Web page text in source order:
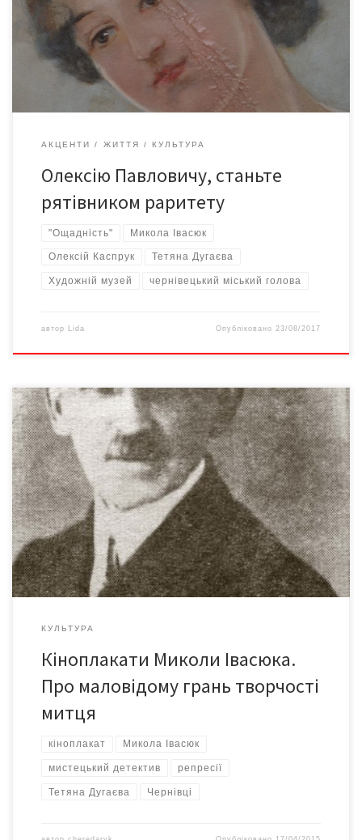
знаного буковинського художника Івасюка «Ощадність» (1908
р.) зі стелі Художнього музею, то цим не тільки врятуєте одне
із двох полотен Івасюка , якими володіють буковинці, а й
увійдете […]
АКЦЕНТИ ЖИТТЯ КУЛЬТУРА
Олексію Павловичу, станьте
рятівником раритету
"Ощадність" Микола Івасюк
Олексій Каспрук Тетяна Дугаєва
Художній музей чернівецький міський голова
автор Lida Опубліковано 23/08/2017
14 квітня 2015 року виповнилося 150 років від дня народження
визначного українського художника Микола Іванович Івасюк –
видатний український художник. Народився 14 квітня 1865
року в Заставні Чернівецької області. Після закінчення Вищої
реальної школи у Чернівцях навчався в Академіях мистецтв
Відня та Мюнхена. Автор численних історичних та жанрових
полотен на […]
КУЛЬТУРА
Кіноплакати Миколи Івасюка.
Про маловідому грань творчості
митця
кіноплакат Микола Івасюк
мистецький детектив репресії
Тетяна Дугаєва Чернівці